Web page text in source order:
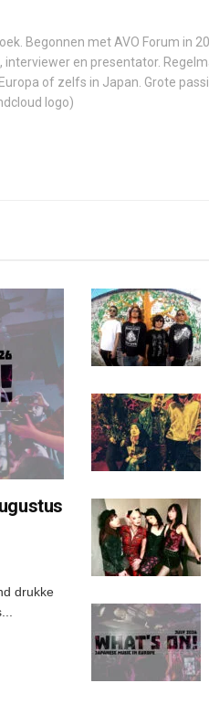
Begonnen met AVO Forum in
en presentator.
of zelfs in Japan. Grote
logo)
drukke